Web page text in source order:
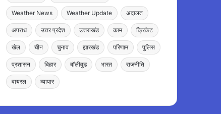
Weather News Weather Update अदालत
अपराध उत्तर प्रदेश उत्तराखंड काम क्रिकेट
खेल चीन चुनाव झारखंड परिणाम पुलिस
प्रशासन बिहार बॉलीवुड भारत राजनीति
वायरल व्यापार